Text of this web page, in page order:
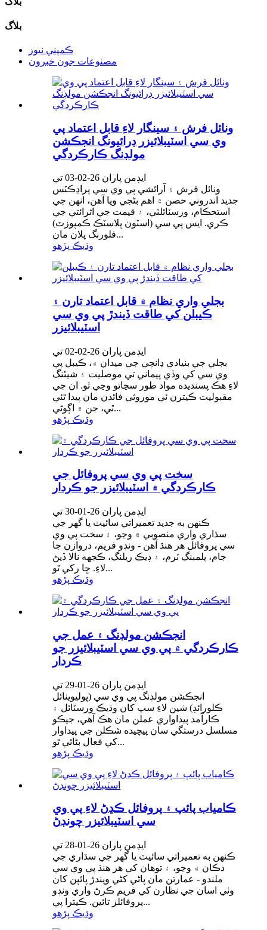
بلاگ
ڪمپني نيوز
مصنوعات جون خبرون
ونائل فرش ۽ سينگار لاءِ قابل اعتماد پي
وي سي اسٽيبلائيزر ڊرائيونگ انجڪشن
مولڊنگ ڪارڪردگي
ايڊمن پاران 26-02-03 تي
ونائل فرش ۽ آرائشي پي وي سي پراڊڪٽس
جديد اندروني حصن ۾ اهم بڻجي ويا آهن، انهن جي
استحڪام، ورسٽائلٽي، ۽ قيمت جي اثرائتي جي
ڪري. ايس پي سي (اسٽون پلاسٽڪ ڪمپوزٽ)
فلورنگ پلان مان...
وڌيڪ پڙهو
بجلي واري نظام ۾ قابل اعتماد تارن ۽
ڪيبلن کي طاقت ڏيندڙ پي وي سي
اسٽيبلائيزر
ايڊمن پاران 26-02-02 تي
بجلي جي بنيادي ڍانچي جي ميدان ۾، ڪيبل پي
وي سي کي وڏي پيماني تي موصليت ۽ شيٿنگ
لاءِ هڪ پسنديده مواد طور سڃاتو وڃي ٿو. ان جي
مقبوليت ڪيترن ئي موروثي فائدن مان پيدا ٿئي
ٿي، جن ۾ اڳوڻي...
وڌيڪ پڙهو
سخت پي وي سي پروفائل جي
ڪارڪردگي ۾ اسٽيبلائيزر جو ڪردار
ايڊمن پاران 26-01-30 تي
ڪنهن به جديد تعميراتي سائيٽ يا گهر جي
سڌاري واري منصوبي ۾ وڃو، ۽ سخت پي وي
سي پروفائل هر هنڌ آهن - ونڊو فريم، دروازن جا
جام، پلمبنگ ٽرم، ۽ ڊيڪ ريلنگ، ڪجهه نالا ڏيڻ
لاءِ. ڇا رکي ٿو...
وڌيڪ پڙهو
انجڪشن مولڊنگ ۽ عمل جي
ڪارڪردگي ۾ پي وي سي اسٽيبلائيزر جو
ڪردار
ايڊمن پاران 26-01-29 تي
انجڪشن مولڊنگ پي وي سي (پوليوينائل
ڪلورائڊ) شين لاءِ سڀ کان وڌيڪ ورسٽائل ۽
ڪارآمد پيداواري عملن مان هڪ آهي، جيڪو
مسلسل درستگي سان پيچيده شڪلن جي پيداوار
کي فعال بڻائي ٿو...
وڌيڪ پڙهو
ڪامياب پائپ ۽ پروفائل ڪڍڻ لاءِ پي وي
سي اسٽيبلائيزر چونڊڻ
ايڊمن پاران 26-01-28 تي
ڪنهن به تعميراتي سائيٽ يا گهر جي سڌاري جي
دڪان ۾ وڃو، ۽ توهان کي هر هنڌ پي وي سي
ملندو - عمارتن مان پاڻي کڻي ويندڙ پائپن کان
وٺي اسان جي نظارن کي فريم ڪرڻ واري ونڊو
پروفائلز تائين. ڪيترا پي...
وڌيڪ پڙهو